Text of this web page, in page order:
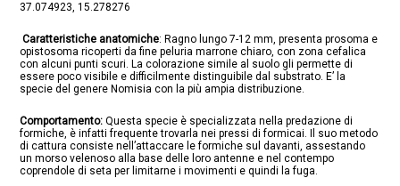
37.074923, 15.278276
Caratteristiche anatomiche: Ragno lungo 7-12 mm, presenta prosoma e
opistosoma ricoperti da fine peluria marrone chiaro, con zona cefalica
con alcuni punti scuri. La colorazione simile al suolo gli permette di
essere poco visibile e difficilmente distinguibile dal substrato. E’ la
specie del genere Nomisia con la più ampia distribuzione.
Comportamento: Questa specie è specializzata nella predazione di
formiche, è infatti frequente trovarla nei pressi di formicai. Il suo metodo
di cattura consiste nell’attaccare le formiche sul davanti, assestando
un morso velenoso alla base delle loro antenne e nel contempo
coprendole di seta per limitarne i movimenti e quindi la fuga.